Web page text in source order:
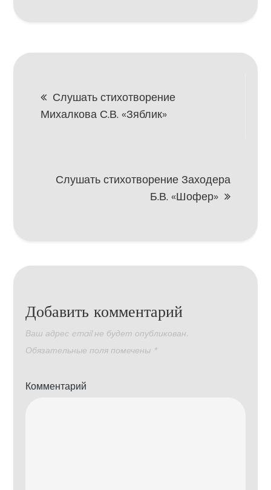
Навигация
по
Слушать стихотворение
Михалкова С.В. «Зяблик»
Слушать стихотворение Заходера
Б.В. «Шофер»
Добавить комментарий
Ваш адрес email не будет опубликован.
Обязательные поля помечены *
Комментарий